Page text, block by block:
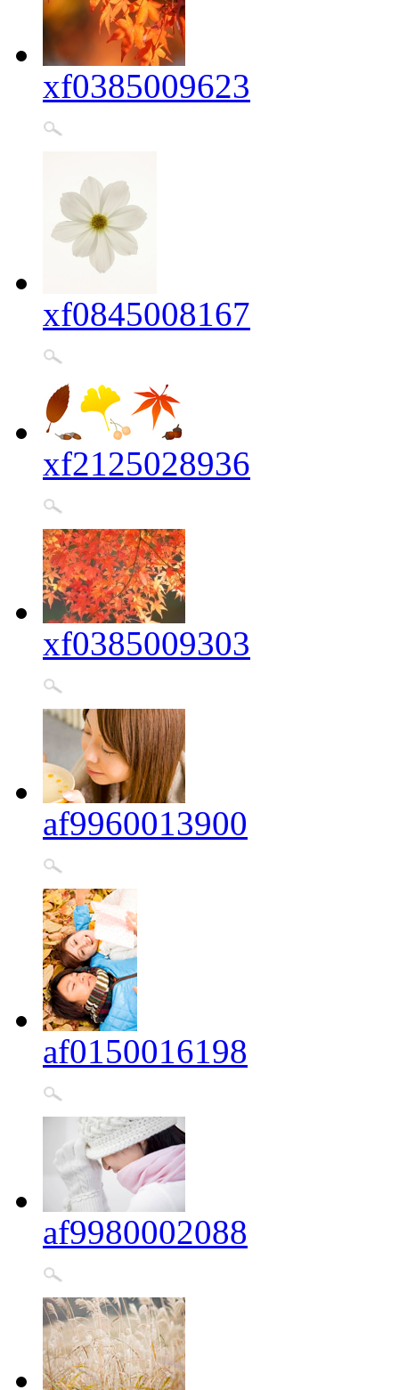
xf0385009623
xf0845008167
xf2125028936
xf0385009303
af9960013900
af0150016198
af9980002088